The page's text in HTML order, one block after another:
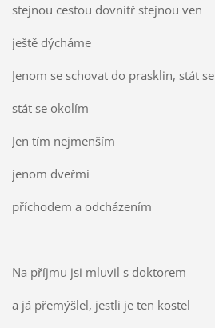
stejnou cestou dovnitř stejnou ven
ještě dýcháme
Jenom se schovat do prasklin, stát se
stát se okolím
Jen tím nejmenším
jenom dveřmi
příchodem a odcházením
Na příjmu jsi mluvil s doktorem
a já přemýšlel, jestli je ten kostel